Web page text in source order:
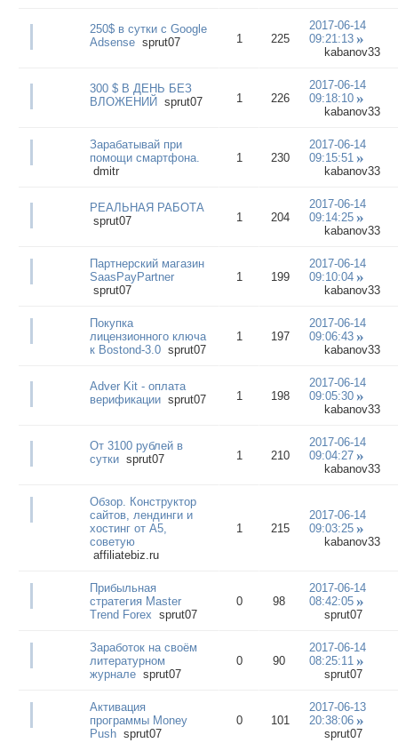
250$ в сутки с Google
Adsense sprut07 1 225
2017-06-14
09:21:13
kabanov33
300 $ В ДЕНЬ БЕЗ
ВЛОЖЕНИЙ sprut07 1 226
2017-06-14
09:18:10
kabanov33
Зарабатывай при
помощи смартфона.
dmitr
1 230
2017-06-14
09:15:51
kabanov33
РЕАЛЬНАЯ РАБОТА
sprut07
1 204
2017-06-14
09:14:25
kabanov33
Партнерский магазин
SaasPayPartner
sprut07
1 199
2017-06-14
09:10:04
kabanov33
Покупка
лицензионного ключа
к Bostond-3.0 sprut07
1 197
2017-06-14
09:06:43
kabanov33
Adver Kit - оплата
верификации sprut07 1 198
2017-06-14
09:05:30
kabanov33
От 3100 рублей в
сутки sprut07 1 210
2017-06-14
09:04:27
kabanov33
Обзор. Конструктор
сайтов, лендинги и
хостинг от A5,
советую
affiliatebiz.ru
1 215
2017-06-14
09:03:25
kabanov33
Прибыльная
стратегия Master
Trend Forex sprut07
0 98
2017-06-14
08:42:05
sprut07
Заработок на своём
литературном
журнале sprut07
0 90
2017-06-14
08:25:11
sprut07
Активация
программы Money
Push sprut07
0 101
2017-06-13
20:38:06
sprut07